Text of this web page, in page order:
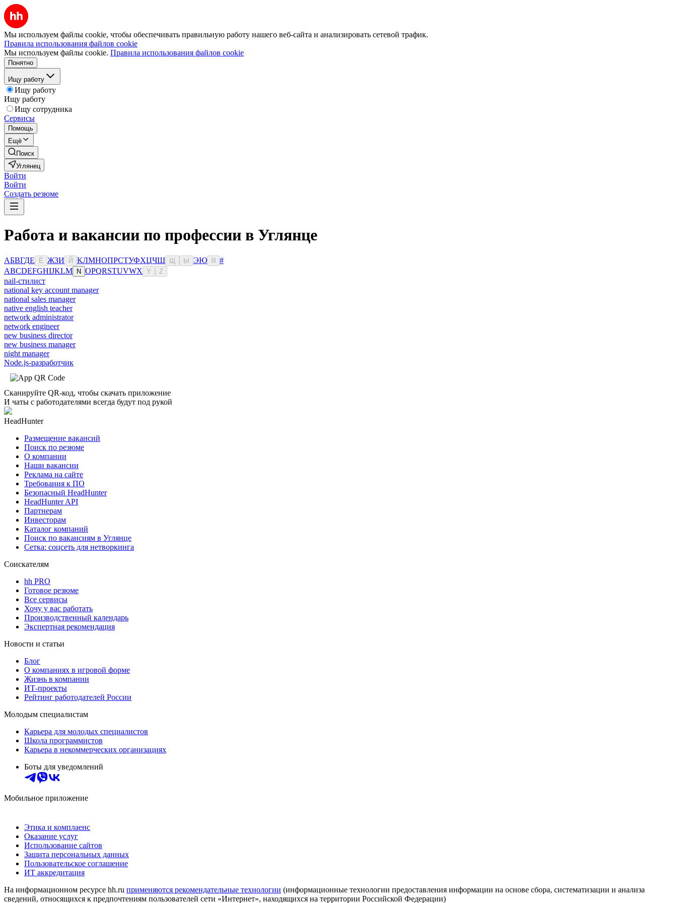
Мы используем файлы cookie, чтобы обеспечивать правильную работу нашего веб-сайта и анализировать сетевой трафик.
Правила использования файлов cookie
Мы используем файлы cookie. Правила использования файлов cookie
Понятно
Ищу работу
Ищу работу
Ищу работу
Ищу сотрудника
Сервисы
Помощь
Ещё
Поиск
Углянец
Войти
Войти
Создать резюме
Работа и вакансии по профессии в Углянце
АБВГДЕ Ё ЖЗИ Й КЛМНОПРСТУФХЦЧШ Ы ЭЮ Я
#
ABCDEFGHIJKLM N OPQRSTUVWX Y Z
nail-стилист
national key account manager
national sales manager
native english teacher
network administrator
network engineer
new business director
new business manager
night manager
Node.js-разработчик
Сканируйте QR-код, чтобы скачать приложение
И чаты с работодателями всегда будут под рукой
HeadHunter
Размещение вакансий
Поиск по резюме
О компании
Наши вакансии
Реклама на сайте
Требования к ПО
Безопасный HeadHunter
HeadHunter API
Партнерам
Инвесторам
Каталог компаний
Поиск по вакансиям в Углянце
Сетка: соцсеть для нетворкинга
Соискателям
hh PRO
Готовое резюме
Все сервисы
Хочу у вас работать
Производственный календарь
Экспертная рекомендация
Новости и статьи
Блог
О компаниях в игровой форме
Жизнь в компании
ИТ-проекты
Рейтинг работодателей России
Молодым специалистам
Карьера для молодых специалистов
Школа программистов
Карьера в некоммерческих организациях
Боты для уведомлений
Мобильное приложение
Этика и комплаенс
Оказание услуг
Использование сайтов
Защита персональных данных
Пользовательское соглашение
ИТ аккредитация
На информационном ресурсе hh.ru применяются рекомендательные технологии (информационные технологии предоставления информации на основе сбора, систематизации и анализа
сведений, относящихся к предпочтениям пользователей сети «Интернет», находящихся на территории Российской Федерации)